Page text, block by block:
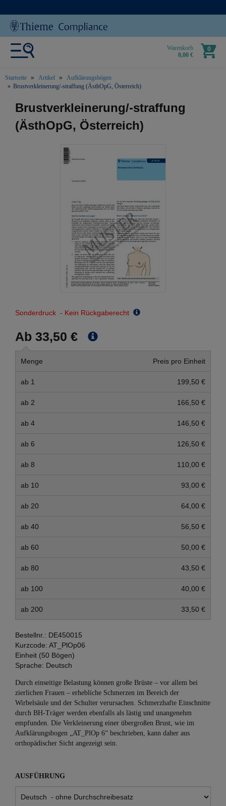
Warenkorb
0,00 €
0
Startseite Artikel
Aufklärungsbögen
Brustverkleinerung/-straffung (ÄsthOpG, Österreich)
text.skipToContent
text.skipToNavigation
Brustverkleinerung/-straffung
(ÄsthOpG, Österreich)
Sonderdruck - Kein Rückgaberecht
Ab 33,50 €
Menge Preis pro Einheit
ab 1 199,50 €
ab 2 166,50 €
ab 4 146,50 €
ab 6 126,50 €
ab 8 110,00 €
ab 10 93,00 €
ab 20 64,00 €
ab 40 56,50 €
ab 60 50,00 €
ab 80 43,50 €
ab 100 40,00 €
ab 200 33,50 €
Bestellnr.: DE450015
Kurzcode: AT_PlOp06
Einheit (50 Bögen)
Sprache: Deutsch
Durch einseitige Belastung können große Brüste – vor allem bei
zierlichen Frauen – erhebliche Schmerzen im Bereich der
Wirbelsäule und der Schulter verursachen. Schmerzhafte Einschnitte
durch BH-Träger werden ebenfalls als lästig und unangenehm
empfunden. Die Verkleinerung einer übergroßen Brust, wie im
Aufklärungsbogen „AT_PlOp 6“ beschrieben, kann daher aus
orthopädischer Sicht angezeigt sein.
AUSFÜHRUNG